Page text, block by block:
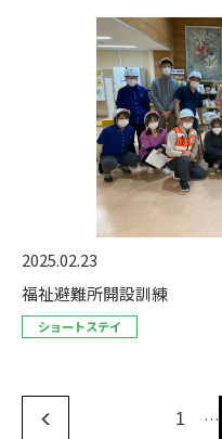
2025.02.23
福祉避難所開設訓練
ショートステイ
1 …